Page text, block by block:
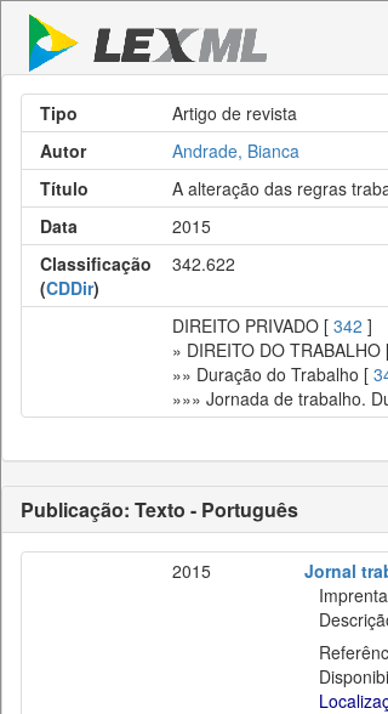
Tipo
Artigo de revista
Autor
Andrade, Bianca
Título
A alteração das regras
Data
2015
Classificação
(CDDir)
342.622
DIREITO PRIVADO [ 342 ]
» DIREITO DO TRABALHO
»» Duração do Trabalho [
»»» Jornada de trabalho.
Publicação: Texto - Português
2015
Jornal